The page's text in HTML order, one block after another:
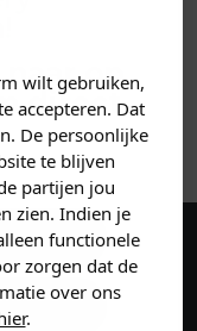
wilt gebruiken,
accepteren. Dat
De persoonlijke
te blijven
partijen jou
zien. Indien je
functionele
zorgen dat de
over ons
.
ontvang 5%
op
direct